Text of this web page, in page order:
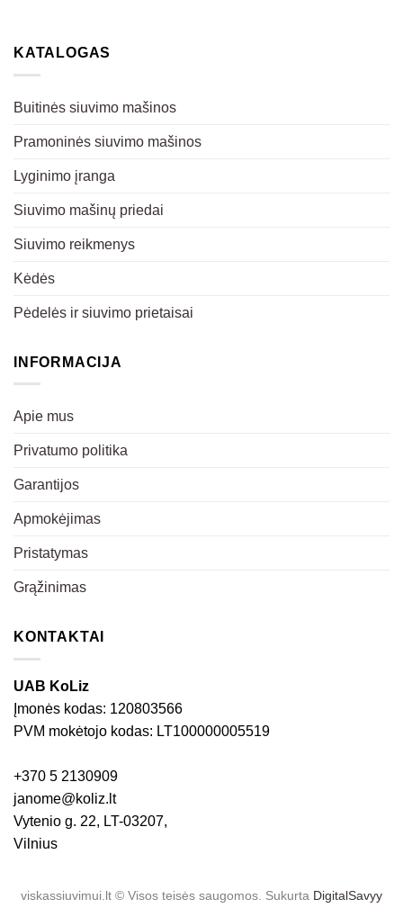
KATALOGAS
Buitinės siuvimo mašinos
Pramoninės siuvimo mašinos
Lyginimo įranga
Siuvimo mašinų priedai
Siuvimo reikmenys
Kėdės
Pėdelės ir siuvimo prietaisai
INFORMACIJA
Apie mus
Privatumo politika
Garantijos
Apmokėjimas
Pristatymas
Grąžinimas
KONTAKTAI
UAB KoLiz
Įmonės kodas: 120803566
PVM mokėtojo kodas: LT100000005519
+370 5 2130909
janome@koliz.lt
Vytenio g. 22, LT-03207,
Vilnius
viskassiuvimui.lt © Visos teisės saugomos. Sukurta DigitalSavyy